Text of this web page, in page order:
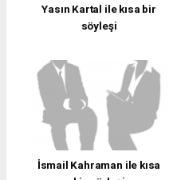
Yasın Kartal ile kısa bir
söyleşi
İsmail Kahraman ile kısa